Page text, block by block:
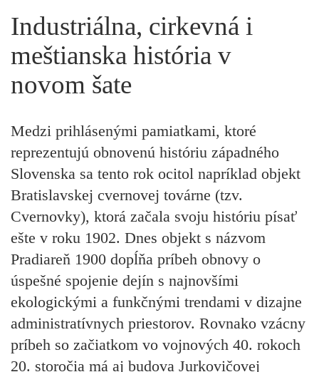
Industriálna, cirkevná i
meštianska história v
novom šate
Medzi prihlásenými pamiatkami, ktoré
reprezentujú obnovenú históriu západného
Slovenska sa tento rok ocitol napríklad objekt
Bratislavskej cvernovej továrne (tzv.
Cvernovky), ktorá začala svoju históriu písať
ešte v roku 1902. Dnes objekt s názvom
Pradiareň 1900 dopĺňa príbeh obnovy o
úspešné spojenie dejín s najnovšími
ekologickými a funkčnými trendami v dizajne
administratívnych priestorov. Rovnako vzácny
príbeh so začiatkom vo vojnových 40. rokoch
20. storočia má aj budova Jurkovičovej